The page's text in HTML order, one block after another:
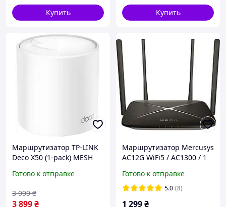
Купить Купить
Маршрутизатор TP-LINK
Deco X50 (1-pack) MESH
Гбит/с / дом 1-3 спальни
Готово к отправке
3 899₴
3 999 ₴
Маршрутизатор Mercusys
AC12G WiFi5 / AC1300 / 1
Готово к отправке
5.0 (8)
1 299₴